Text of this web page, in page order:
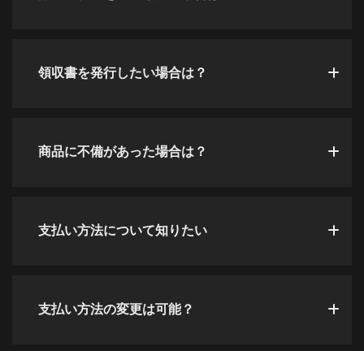
領収書を発行したい場合は？
商品に不備があった場合は？
支払い方法について知りたい
支払い方法の変更は可能？